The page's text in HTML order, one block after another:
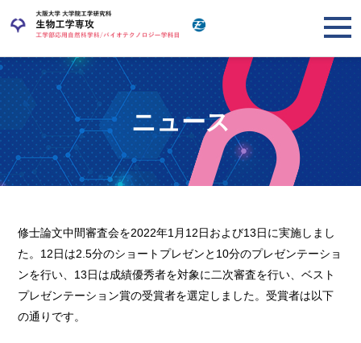
ニュース
修士論文中間審査会を2022年1月12日および13日に実施しまし
た。12日は2.5分のショートプレゼンと10分のプレゼンテーショ
ンを行い、13日は成績優秀者を対象に二次審査を行い、ベスト
プレゼンテーション賞の受賞者を選定しました。受賞者は以下
の通りです。